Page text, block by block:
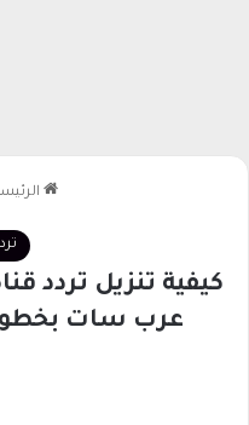
كيفية تنزيل تردد
عرب سات